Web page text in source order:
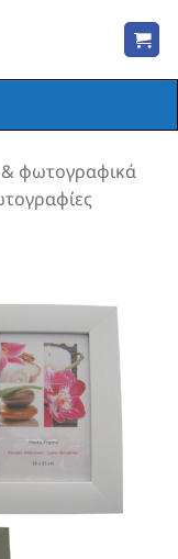
φωτογραφικά